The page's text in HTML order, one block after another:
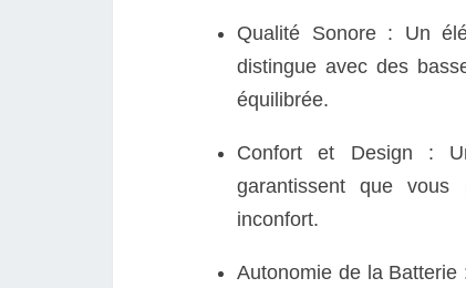
Qualité Sonore : Un
distingue avec des
équilibrée.
Confort et Design :
garantissent que vous
inconfort.
Autonomie de la